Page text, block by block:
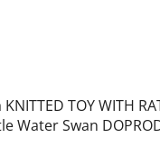
TOY WITH
Water Swan